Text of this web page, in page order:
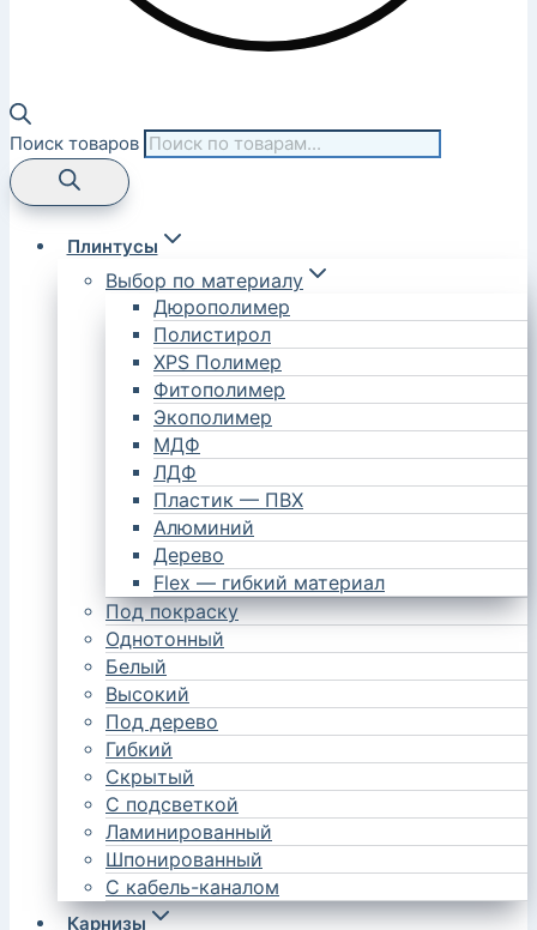
Поиск товаров
Плинтусы
Выбор по материалу
Дюрополимер
Полистирол
XPS Полимер
Фитополимер
Экополимер
МДФ
ЛДФ
Пластик — ПВХ
Алюминий
Дерево
Flex — гибкий материал
Под покраску
Однотонный
Белый
Высокий
Под дерево
Гибкий
Скрытый
С подсветкой
Ламинированный
Шпонированный
С кабель-каналом
Карнизы